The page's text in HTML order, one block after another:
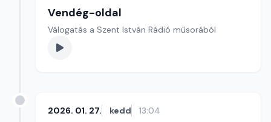
Vendég-oldal
Válogatás a Szent István Rádió műsorából
2026. 01. 27. kedd 13:04